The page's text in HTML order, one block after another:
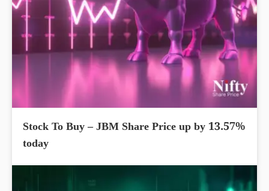
Stock To Buy – JBM Share Price up by 13.57%
today